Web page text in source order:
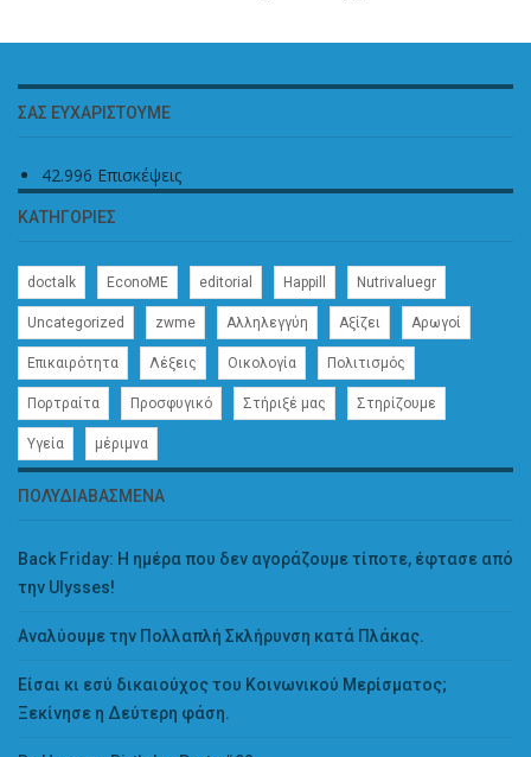
ΣΑΣ ΕΥΧΑΡΙΣΤΟΎΜΕ
42.996 Επισκέψεις
ΚΑΤΗΓΟΡΊΕΣ
doctalk EconoME editorial Happill Nutrivaluegr
Uncategorized zwme Αλληλεγγύη Αξίζει Αρωγοί
Επικαιρότητα Λέξεις Οικολογία Πολιτισμός
Πορτραίτα Προσφυγικό Στήριξέ μας Στηρίζουμε
Υγεία μέριμνα
ΠΟΛΥΔΙΑΒΑΣΜΈΝΑ
Back Friday: H ημέρα που δεν αγοράζουμε τίποτε, έφτασε από
την Ulysses!
Αναλύουμε την Πολλαπλή Σκλήρυνση κατά Πλάκας.
Είσαι κι εσύ δικαιούχος του Κοινωνικού Μερίσματος;
Ξεκίνησε η Δεύτερη φάση.